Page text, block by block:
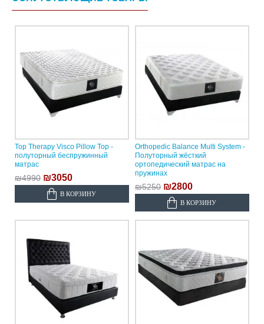
Top Therapy Visco Pillow Top -
полуторный беспружинный
матрас
₪4990 ₪3050
В КОРЗИНУ
Orthopedic Balance Multi System -
Полуторный жёсткий
ортопедический матрас на
пружинах
₪5250 ₪2800
В КОРЗИНУ